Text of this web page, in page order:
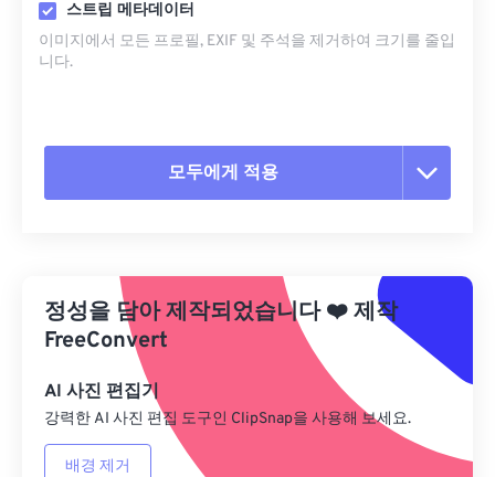
스트립 메타데이터
이미지에서 모든 프로필, EXIF ​​및 주석을 제거하여 크기를 줄입
니다.
모두에게 적용
사전 설정에서 적용
사전 설정으로 저장
정성을 담아 제작되었습니다❤️제작
FreeConvert
AI 사진 편집기
강력한 AI 사진 편집 도구인 ClipSnap을 사용해 보세요.
배경 제거